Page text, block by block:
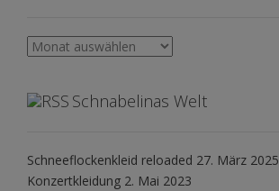
Archiv
Schnabelinas Welt
Schneeflockenkleid reloaded 27. März 2025
Konzertkleidung 2. Mai 2023